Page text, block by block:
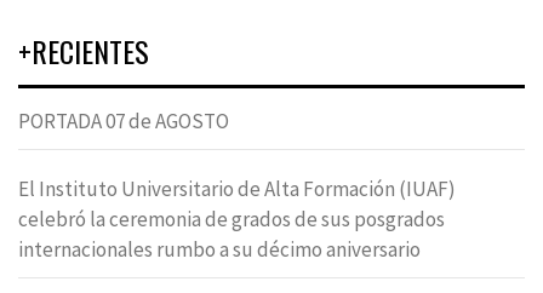
+RECIENTES
PORTADA 07 de AGOSTO
El Instituto Universitario de Alta Formación (IUAF)
celebró la ceremonia de grados de sus posgrados
internacionales rumbo a su décimo aniversario